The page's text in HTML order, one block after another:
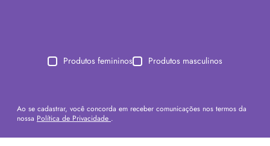
Produtos femininos Produtos masculinos
Ao se cadastrar, você concorda em receber comunicações nos termos da
nossa Política de Privacidade .